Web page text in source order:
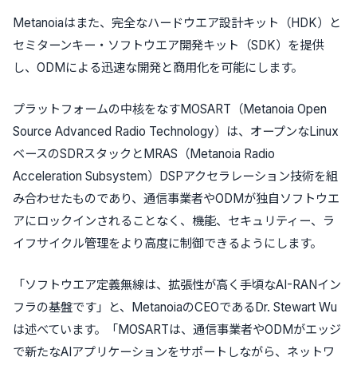
Metanoiaはまた、完全なハードウエア設計キット（HDK）と
セミターンキー・ソフトウエア開発キット（SDK）を提供
し、ODMによる迅速な開発と商用化を可能にします。
プラットフォームの中核をなすMOSART（Metanoia Open
Source Advanced Radio Technology）は、オープンなLinux
ベースのSDRスタックとMRAS（Metanoia Radio
Acceleration Subsystem）DSPアクセラレーション技術を組
み合わせたものであり、通信事業者やODMが独自ソフトウエ
アにロックインされることなく、機能、セキュリティー、ラ
イフサイクル管理をより高度に制御できるようにします。
「ソフトウエア定義無線は、拡張性が高く手頃なAI-RANイン
フラの基盤です」と、MetanoiaのCEOであるDr. Stewart Wu
は述べています。「MOSARTは、通信事業者やODMがエッジ
で新たなAIアプリケーションをサポートしながら、ネットワ